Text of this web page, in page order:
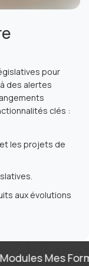
pour
des alertes
clés :
les projets de
aux évolutions